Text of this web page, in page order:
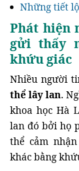
Những tiết
Phát hiện
gửi thấy
khứu giác
Nhiều người
thể lây lan.
khoa học Hà
lan đó bởi họ
thể cảm
khác bằng